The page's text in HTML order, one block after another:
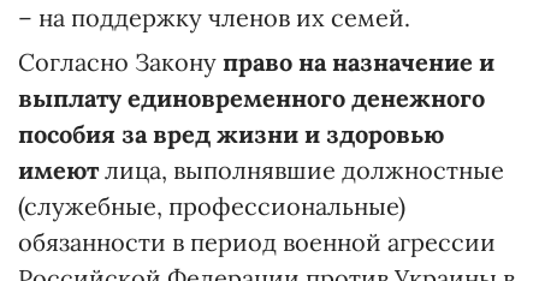
– на поддержку членов их семей.
Согласно Закону право на назначение и
выплату единовременного денежного
пособия за вред жизни и здоровью
имеютлица, выполнявшие должностные
(служебные, профессиональные)
обязанности в период военной агрессии